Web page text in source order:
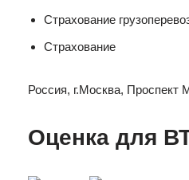
Страхование
Страхование
Россия, г.Москва, Проспект
Оценка для